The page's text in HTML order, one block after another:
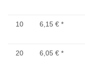
10 6,15 € *
20 6,05 € *